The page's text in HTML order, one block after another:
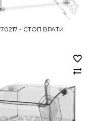
70217 - СТОП ВРАТИ